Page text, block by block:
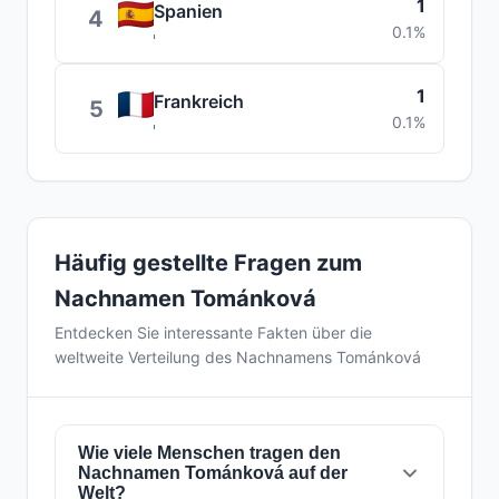
4 Spanien 1
0.1%
5 Frankreich 1
0.1%
Häufig gestellte Fragen zum
Nachnamen Tománková
Entdecken Sie interessante Fakten über die
weltweite Verteilung des Nachnamens Tománková
Wie viele Menschen tragen den
Nachnamen Tománková auf der
Welt?